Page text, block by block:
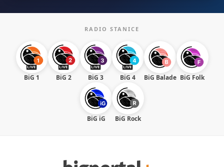
RADIO STANICE
BiG 1 BiG 2 BiG 3 BiG 4 BiG Balade BiG Folk
BiG iG BiG Rock